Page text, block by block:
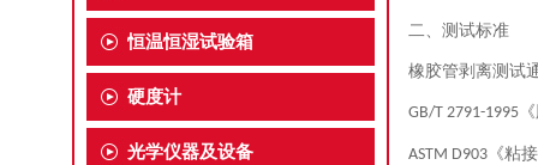
恒温恒湿试验箱
硬度计
光学仪器及设备
二、测试标准
橡胶管剥离测试
GB/T 2791-1995《
ASTM D903《粘